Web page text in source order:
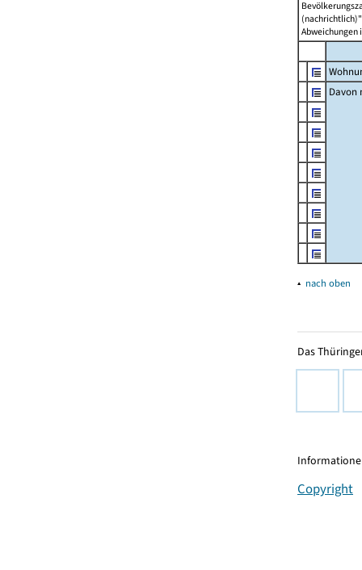
Abweichungen
Davon
▴ nach oben
Das
Copyright